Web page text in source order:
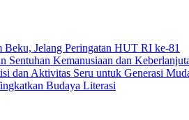
Jelang Peringatan HUT RI ke-81
Kemanusiaan dan
dan Aktivitas Seru untuk Generasi
Budaya Literasi